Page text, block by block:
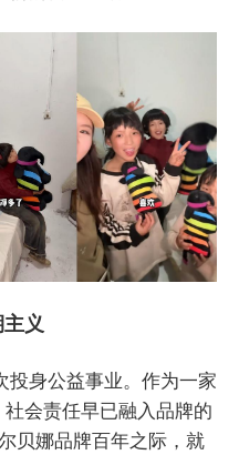
义
投身公益事业。作为一家
会责任早已融入品牌的
贝娜品牌百年之际，就